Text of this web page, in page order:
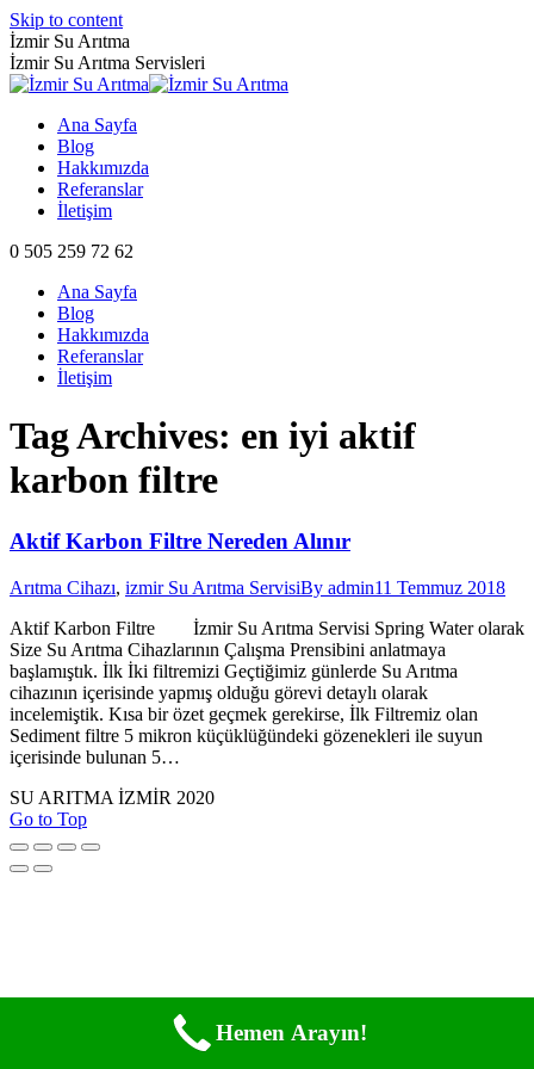
Skip to content
İzmir Su Arıtma
İzmir Su Arıtma Servisleri
Ana Sayfa
Blog
Hakkımızda
Referanslar
İletişim
0 505 259 72 62
Ana Sayfa
Blog
Hakkımızda
Referanslar
İletişim
Tag Archives: en iyi aktif
karbon filtre
Aktif Karbon Filtre Nereden Alınır
Arıtma Cihazı, izmir Su Arıtma ServisiBy admin11 Temmuz 2018
Aktif Karbon Filtre İzmir Su Arıtma Servisi Spring Water olarak
Size Su Arıtma Cihazlarının Çalışma Prensibini anlatmaya
başlamıştık. İlk İki filtremizi Geçtiğimiz günlerde Su Arıtma
cihazının içerisinde yapmış olduğu görevi detaylı olarak
incelemiştik. Kısa bir özet geçmek gerekirse, İlk Filtremiz olan
Sediment filtre 5 mikron küçüklüğündeki gözenekleri ile suyun
içerisinde bulunan 5…
SU ARITMA İZMİR 2020
Go to Top
Hemen Arayın!